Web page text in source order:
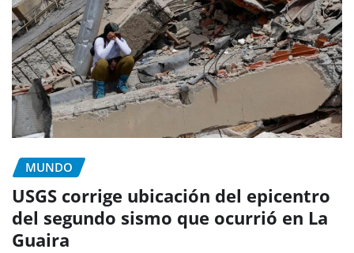
MUNDO
USGS corrige ubicación del epicentro
del segundo sismo que ocurrió en La
Guaira